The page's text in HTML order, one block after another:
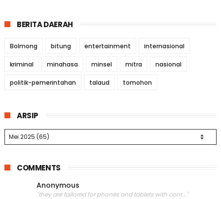
BERITA DAERAH
Bolmong bitung entertainment internasional
kriminal minahasa minsel mitra nasional
politik-pemerintahan talaud tomohon
ARSIP
COMMENTS
Anonymous
"they are tailored for phones and tablets with cont..."